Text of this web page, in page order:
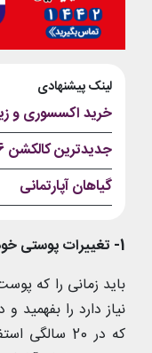
لینک پیشنهادی
خرید اکسسوری و
جدیدترین کالکشن 2026 دستبند نقره پاندورا
گیاهان آپارتمانی
1- تغییرات پوستی خودتان را بپذیرید
باید زمانی را که
نیاز دارد را بفهمید
که در 20